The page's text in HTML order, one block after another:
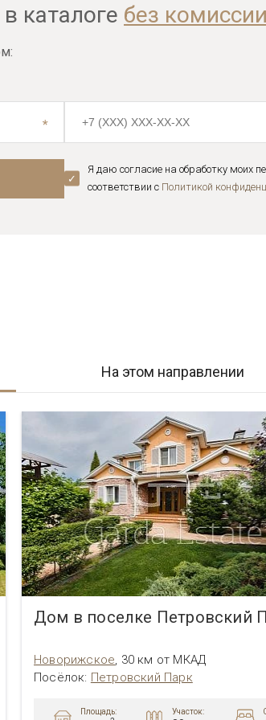
каталоге без
Я даю согласие на обработку моих
соответствии с Политикой
На этом направлении
Дом в поселке Петровский
Новорижское 30 км от МКАД
Посёлок: Петровский Парк
Площадь: Участок: